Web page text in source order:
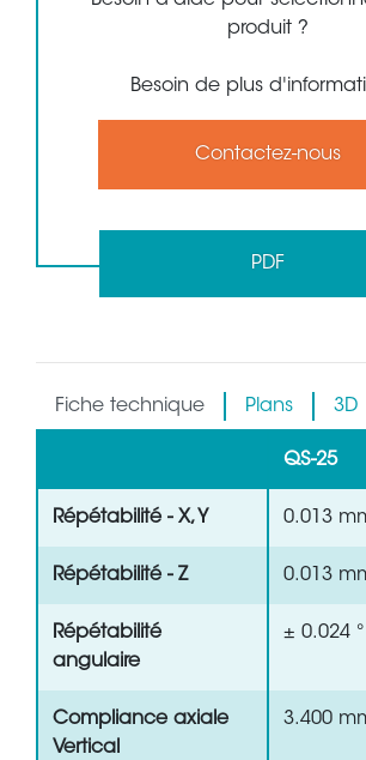
produit ?
Besoin de plus
Contactez-nous
PDF
Fiche technique Plans 3D
QS-25
Répétabilité - X, Y 0.013
Répétabilité - Z 0.013
Répétabilité
angulaire
± 0.024 °
Compliance axiale
Vertical
3.400